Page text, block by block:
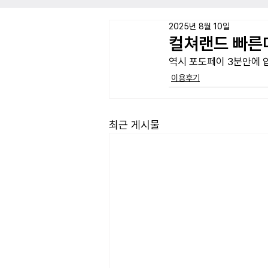
컬쳐랜드 빠
2025년 8월 10일
역시 포도페이 3분안에
이용후기
최근 게시물